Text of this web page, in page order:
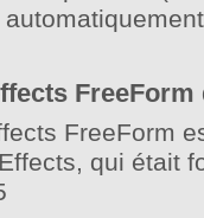
FreeForm
qui était